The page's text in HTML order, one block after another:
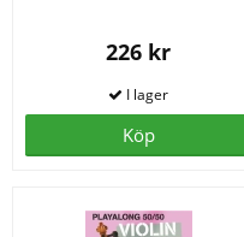
226 kr
Köp